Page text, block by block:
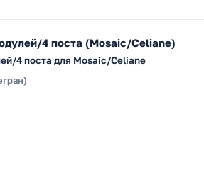
4 поста (Mosaic/Celiane)
4 поста для Mosaic/Celiane